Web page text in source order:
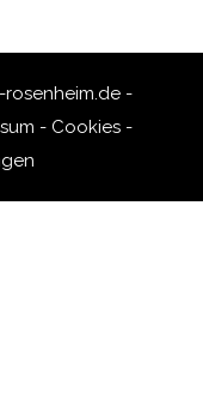
-
- Cookies -